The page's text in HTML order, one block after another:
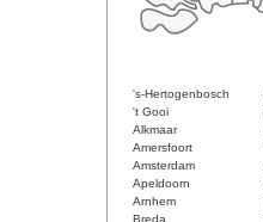
's-Hertogenbosch
't Gooi
Alkmaar
Amersfoort
Amsterdam
Apeldoorn
Arnhem
Breda